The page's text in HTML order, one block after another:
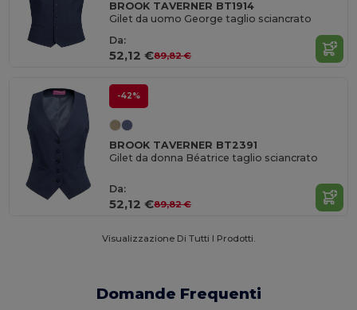
BROOK TAVERNER BT1914
Gilet da uomo George taglio sciancrato
Da:
52,12 €89,82 €
-42%
BROOK TAVERNER BT2391
Gilet da donna Béatrice taglio sciancrato
Da:
52,12 €89,82 €
Visualizzazione Di Tutti I Prodotti.
Domande Frequenti